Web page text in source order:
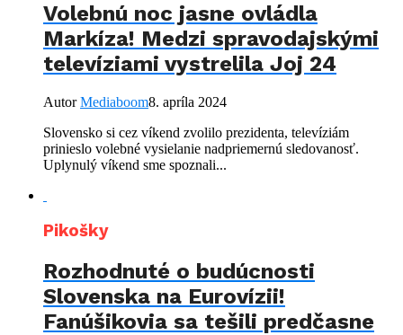
Volebnú noc jasne ovládla
Markíza! Medzi spravodajskými
televíziami vystrelila Joj 24
AutorMediaboom8. apríla 2024
Slovensko si cez víkend zvolilo prezidenta, televíziám
prinieslo volebné vysielanie nadpriemernú sledovanosť.
Uplynulý víkend sme spoznali...
Pikošky
Rozhodnuté o budúcnosti
Slovenska na Eurovízii!
Fanúšikovia sa tešili predčasne